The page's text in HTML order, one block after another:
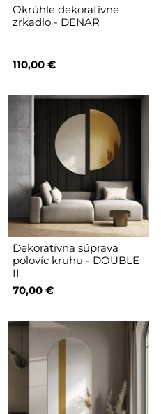
Okrúhle dekoratívne
zrkadlo - DENAR
110,00 €
Dekoratívna súprava
polovíc kruhu - DOUBLE
II
70,00 €